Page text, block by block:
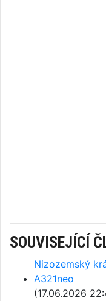
SOUVISEJÍCÍ
Nizozemský
A321neo
(17.06.2026